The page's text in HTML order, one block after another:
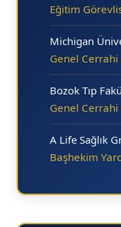
Eğitim
Michigan
Genel Cerrahi
Bozok Tıp
Genel Cerrahi
A Life Sağlık
Başhekim